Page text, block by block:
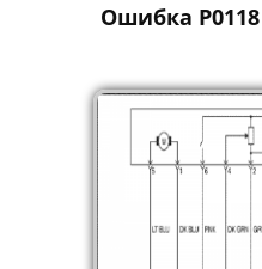
Ошибка